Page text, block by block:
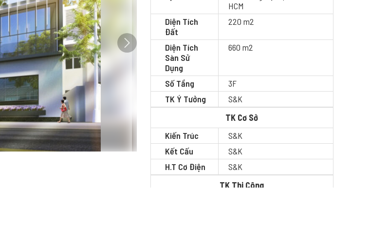
HCM
Diện Tích
Đất
220 m2
Diện Tích
Sàn Sử
Dụng
660 m2
Số Tầng
3F
TK Ý Tưởng
S&K
TK Cơ Sở
Kiến Trúc
S&K
Kết Cấu
S&K
H.T Cơ Điện
S&K
TK Thi Công